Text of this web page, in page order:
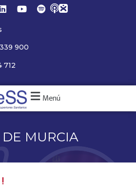
900
712
Menú
MURCIA